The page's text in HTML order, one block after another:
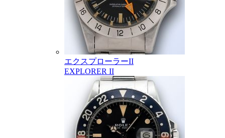
エクスプローラーII
EXPLORER II